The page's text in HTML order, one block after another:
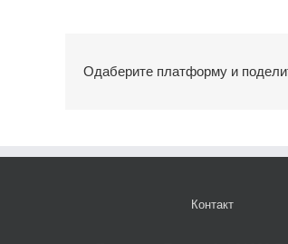
Одаберите платформу и
Контакт